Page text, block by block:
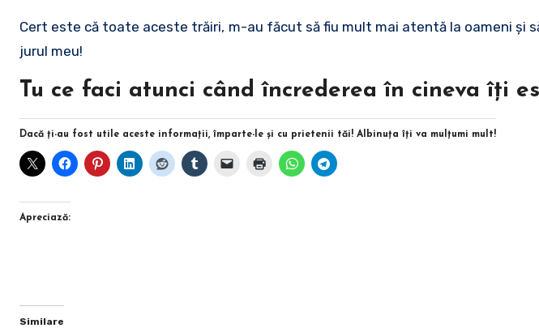
Cert este că toate aceste trăiri, m-au făcut să fiu mult mai atentă la oameni şi
jurul meu!
Tu ce faci atunci când încrederea în cineva îţi
Dacă ţi-au fost utile aceste informaţii, împarte-le şi cu prietenii tăi! Albinuţa îţi va mulţumi mult!
Apreciază:
Similare